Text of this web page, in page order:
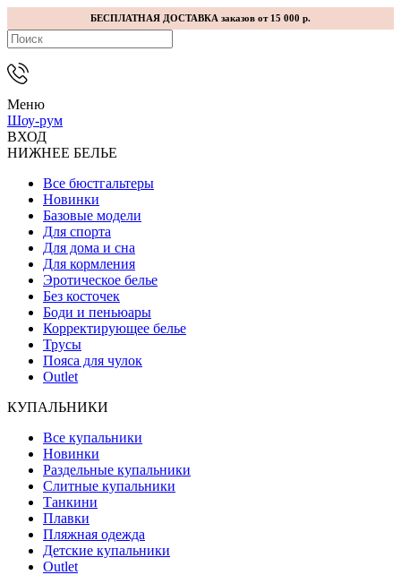
БЕСПЛАТНАЯ ДОСТАВКА заказов от 15 000 р.
Меню
Шоу-рум
ВХОД
НИЖНЕЕ БЕЛЬЕ
Все бюстгальтеры
Новинки
Базовые модели
Для спорта
Для дома и сна
Для кормления
Эротическое белье
Без косточек
Боди и пеньюары
Корректирующее белье
Трусы
Пояса для чулок
Outlet
КУПАЛЬНИКИ
Все купальники
Новинки
Раздельные купальники
Слитные купальники
Танкини
Плавки
Пляжная одежда
Детские купальники
Outlet